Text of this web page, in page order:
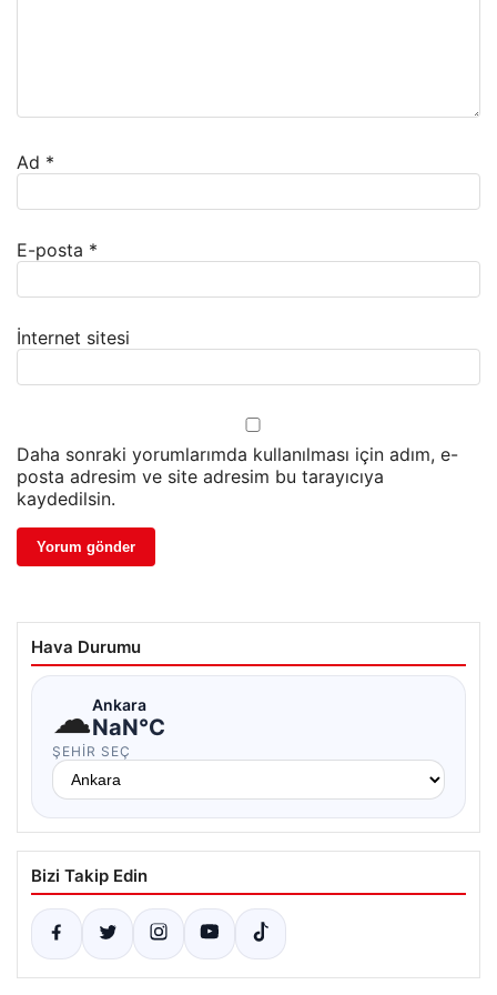
Ad *
E-posta *
İnternet sitesi
Daha sonraki yorumlarımda kullanılması için adım, e-
posta adresim ve site adresim bu tarayıcıya
kaydedilsin.
Hava Durumu
☁Ankara
NaN°C
ŞEHIR SEÇ
Bizi Takip Edin